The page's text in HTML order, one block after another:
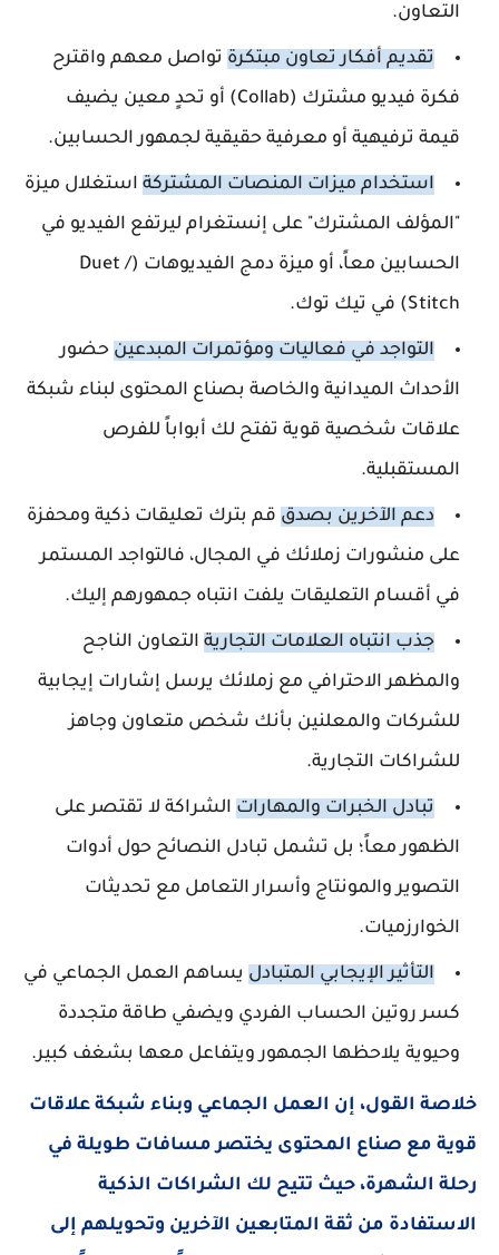
التعاون.
تقديم أفكار تعاون مبتكرة تواصل معهم واقترح
فكرة فيديو مشترك (Collab) أو تحدٍ معين يضيف
قيمة ترفيهية أو معرفية حقيقية لجمهور الحسابين.
استخدام ميزات المنصات المشتركة استغلال ميزة
"المؤلف المشترك" على إنستغرام ليرتفع الفيديو في
الحسابين معاً، أو ميزة دمج الفيديوهات (Duet /
Stitch) في تيك توك.
التواجد في فعاليات ومؤتمرات المبدعين حضور
الأحداث الميدانية والخاصة بصناع المحتوى لبناء شبكة
علاقات شخصية قوية تفتح لك أبواباً للفرص
المستقبلية.
دعم الآخرين بصدق قم بترك تعليقات ذكية ومحفزة
على منشورات زملائك في المجال، فالتواجد المستمر
في أقسام التعليقات يلفت انتباه جمهورهم إليك.
جذب انتباه العلامات التجارية التعاون الناجح
والمظهر الاحترافي مع زملائك يرسل إشارات إيجابية
للشركات والمعلنين بأنك شخص متعاون وجاهز
للشراكات التجارية.
تبادل الخبرات والمهارات الشراكة لا تقتصر على
الظهور معاً؛ بل تشمل تبادل النصائح حول أدوات
التصوير والمونتاج وأسرار التعامل مع تحديثات
الخوارزميات.
التأثير الإيجابي المتبادل يساهم العمل الجماعي في
كسر روتين الحساب الفردي ويضفي طاقة متجددة
وحيوية يلاحظها الجمهور ويتفاعل معها بشغف كبير.
خلاصة القول، إن العمل الجماعي وبناء شبكة علاقات
قوية مع صناع المحتوى يختصر مسافات طويلة في
رحلة الشهرة، حيث تتيح لك الشراكات الذكية
الاستفادة من ثقة المتابعين الآخرين وتحويلهم إلى